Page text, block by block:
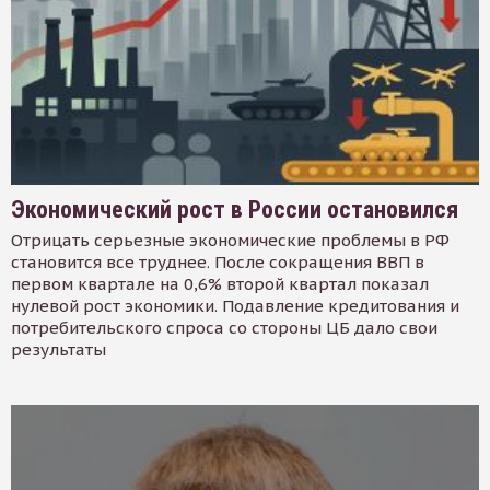
Экономический рост в России остановился
Отрицать серьезные экономические проблемы в РФ
становится все труднее. После сокращения ВВП в
первом квартале на 0,6% второй квартал показал
нулевой рост экономики. Подавление кредитования и
потребительского спроса со стороны ЦБ дало свои
результаты